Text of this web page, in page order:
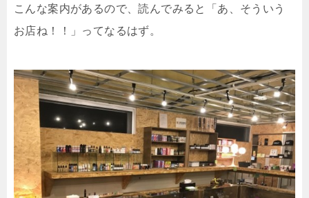
こんな案内があるので、読んでみると「あ、そういう
お店ね！！」ってなるはず。